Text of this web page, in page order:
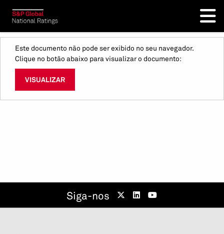
Este documento não pode ser exibido no seu navegador.
Clique no botão abaixo para visualizar o documento:
VISUALIZAR
Siga-nos